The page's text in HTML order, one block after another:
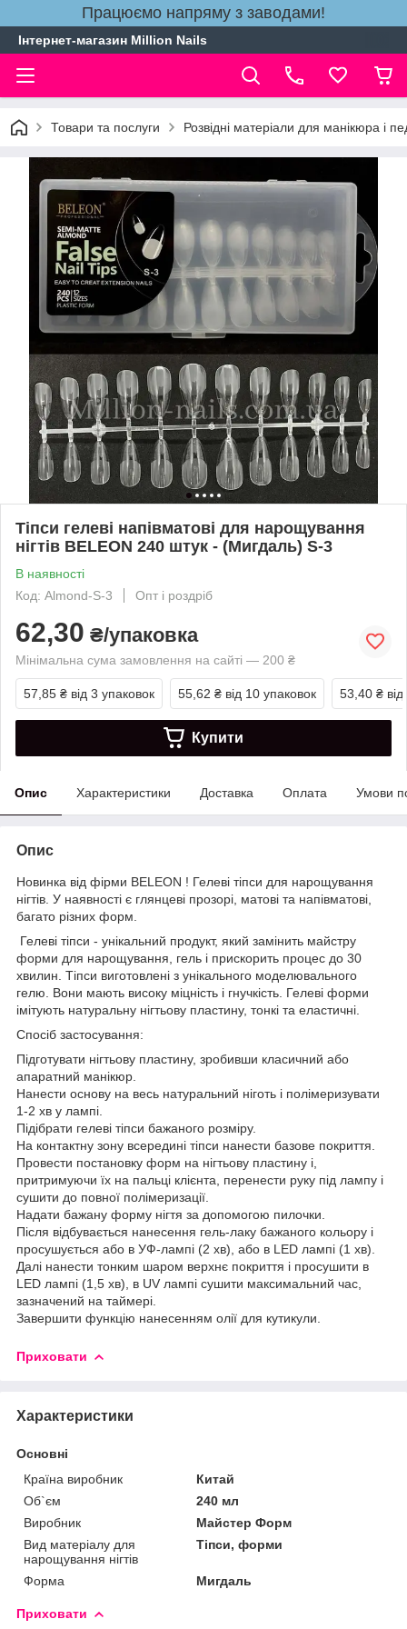
Працюємо напряму з заводами!
Інтернет-магазин Million Nails
Товари та послуги Розвідні матеріали для манікюра і
Тіпси гелеві напівматові для нарощування
нігтів BELEON 240 штук - (Мигдаль) S-3
В наявності
Код: Almond-S-3
Опт і роздріб
62,30 ₴/упаковка
Мінімальна сума замовлення на сайті — 200 ₴
57,85 ₴ від 3 упаковок 55,62 ₴ від 10 упаковок 53,40 ₴
Купити
Опис Характеристики Доставка Оплата Умови
Опис
Новинка від фірми BELEON ! Гелеві тіпси для нарощування
нігтів. У наявності є глянцеві прозорі, матові та напівматові,
багато різних форм.
Гелеві тіпси - унікальний продукт, який замінить майстру
форми для нарощування, гель і прискорить процес до 30
хвилин. Тіпси виготовлені з унікального моделювального
гелю. Вони мають високу міцність і гнучкість. Гелеві форми
імітують натуральну нігтьову пластину, тонкі та еластичні.
Спосіб застосування:
Підготувати нігтьову пластину, зробивши класичний або
апаратний манікюр.
Нанести основу на весь натуральний ніготь і полімеризувати
1-2 хв у лампі.
Підібрати гелеві тіпси бажаного розміру.
На контактну зону всередині тіпси нанести базове покриття.
Провести постановку форм на нігтьову пластину і,
притримуючи їх на пальці клієнта, перенести руку під лампу і
сушити до повної полімеризації.
Надати бажану форму нігтя за допомогою пилочки.
Після відбувається нанесення гель-лаку бажаного кольору і
просушується або в УФ-лампі (2 хв), або в LED лампі (1 хв).
Далі нанести тонким шаром верхнє покриття і просушити в
LED лампі (1,5 хв), в UV лампі сушити максимальний час,
зазначений на таймері.
Завершити функцію нанесенням олії для кутикули.
Приховати
Характеристики
Основні
Країна виробник
Китай
Об`єм
240 мл
Виробник
Майстер Форм
Вид матеріалу для
нарощування нігтів
Тіпси, форми
Форма Мигдаль
Приховати